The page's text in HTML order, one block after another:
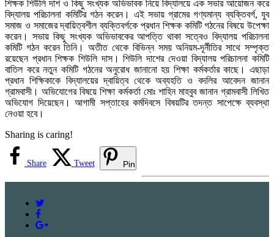
শিক্ষক শিউলি দাশ ও কিছু সংখ্যক অভিভাবক নিয়ে বিদ্যালয়ে এক সভার আয়োজন করে
বিদ্যালয় পরিচালনা কমিটির গঠন করেন। এই সভায় গ্রামের গণ্যমান্য ব্যক্তিবর্গ, যুব
সমাজ ও সমাজের দ্বায়িত্বশীল ব্যক্তিবর্গকে প্রধান শিক্ষক কমিটি গঠনের বিষয়ে উপেক্ষা
করেন। সভায় কিছু সংখ্যক অভিভাবকের আপত্তি থাকা সত্বেও বিদ্যালয় পরিচালনা
কমিটি গঠন করেন তিনি। অতীত থেকে বিভিন্ন সময় অনিয়ম-দূর্নীতির সাথে সম্পৃক্ত
রয়েছেন প্রধান শিক্ষক শিউলি দাস। শিউলি দাশের দেওয়া বিদ্যালয় পরিচালনা কমিটি
বাতিল করে নতুন কমিটি গঠনের অনুরোধ জানানো হয় শিক্ষা কর্মকর্তার কাছে। এছাড়া
প্রধান শিক্ষিকাকে বিদ্যালয়ের দ্বায়িত্ব থেকে অব্যহতি ও বদলির আবেদন জানান
গ্রামবাসী। অভিযোগের বিষয়ে শিক্ষা কর্মকর্তা মোঃ শাহিন মাহবুব জানান গ্রামবাসী লিখিত
অভিযোগ দিয়েছেন। আগামী সপ্তাহের কর্মদিবসে বিষয়টির তদন্ত সাপেক্ষে ব্যবস্থা
নেওয়া হবে।
Sharing is caring!
Share Tweet Pin